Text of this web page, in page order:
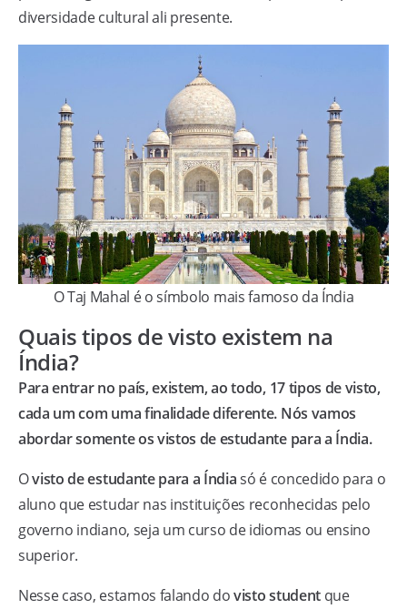
diversidade cultural ali presente.
O Taj Mahal é o símbolo mais famoso da Índia
Quais tipos de visto existem na
Índia?
Para entrar no país, existem, ao todo, 17 tipos de visto,
cada um com uma finalidade diferente. Nós vamos
abordar somente os vistos de estudante para a Índia.
Ovisto de estudante para a Índiasó é concedido para o
aluno que estudar nas instituições reconhecidas pelo
governo indiano, seja um curso de idiomas ou ensino
superior.
Nesse caso, estamos falando dovisto studentque